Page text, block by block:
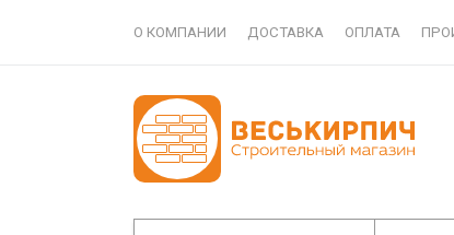
О КОМПАНИИ ДОСТАВКА ОПЛАТА